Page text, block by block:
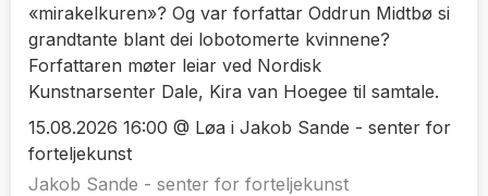
«mirakelkuren»? Og var forfattar Oddrun Midtbø si
grandtante blant dei lobotomerte kvinnene?
Forfattaren møter leiar ved Nordisk
Kunstnarsenter Dale, Kira van Hoegee til samtale.
15.08.2026 16:00 @ Løa i Jakob Sande - senter for
forteljekunst
Jakob Sande - senter for forteljekunst